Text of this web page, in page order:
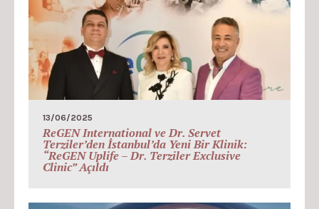
13/06/2025
ReGEN International ve Dr. Servet
Terziler’den İstanbul’da Yeni Bir Klinik:
“ReGEN Uplife – Dr. Terziler Exclusive
Clinic” Açıldı